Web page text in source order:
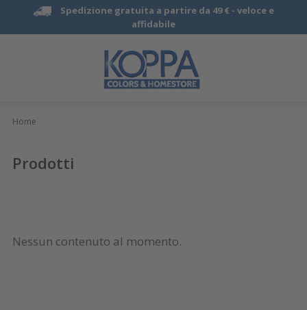
Spedizione gratuita a partire da 49 € - veloce e
affidabile
Home
Prodotti
Nessun contenuto al momento.